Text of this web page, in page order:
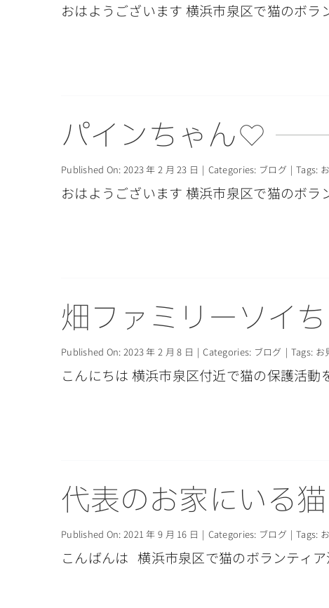
おはようございます 横浜市泉区で猫のボラ
パインちゃん♡
Published On: 2023 年 2 月 23 日 | Categories: ブログ | Tags:
おはようございます 横浜市泉区で猫のボラ
畑ファミリーソイ
Published On: 2023 年 2 月 8 日 | Categories: ブログ | Tags: お
こんにちは 横浜市泉区付近で猫の保護活
代表のお家にいる
Published On: 2021 年 9 月 16 日 | Categories: ブログ | Tags:
こんばんは 横浜市泉区で猫のボランティ